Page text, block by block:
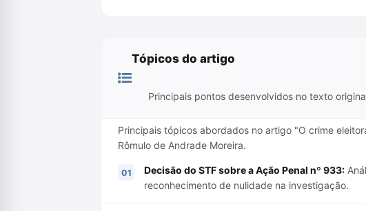
Tópicos do artigo
Principais pontos desenvolvidos no texto
Principais tópicos abordados no artigo "O crime
Rômulo de Andrade Moreira.
Decisão do STF sobre a Ação Penal nº 933:
reconhecimento de nulidade na investigação.